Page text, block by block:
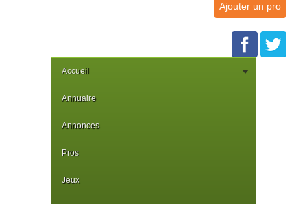
Ajouter un pro
Accueil
Annuaire
Annonces
Pros
Jeux